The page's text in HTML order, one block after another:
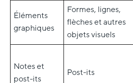
Éléments
graphiques
Formes, lignes,
flèches et autres
objets visuels
Notes et
post-its
Post-its